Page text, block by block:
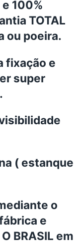
100%
TOTAL
ou poeira.
fixação e
super
( estanque
o
e
BRASIL em